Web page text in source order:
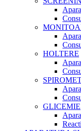
HOLTERE
GLICEMIE